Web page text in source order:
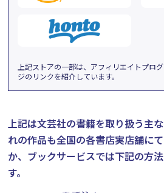
上記ストアの一部は、アフィリエイトプロ
ジのリンクを紹介しています。
上記は文芸社の書籍を取り扱う主な
れの作品も全国の各書店実店舗に
か、ブックサービスでは下記の方
す。